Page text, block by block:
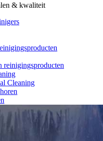
& kwaliteit
reinigingsproducten
Cleaning